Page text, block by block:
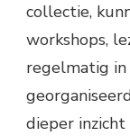
collectie,
workshops,
regelmatig
dieper